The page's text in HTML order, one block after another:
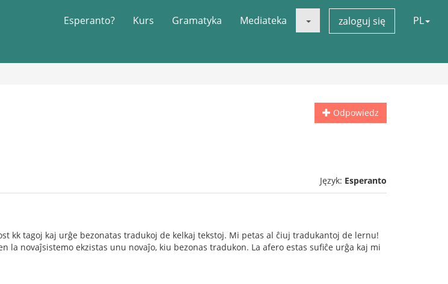
Esperanto? Kurs Gramatyka Mediateka zaloguj się PL
Odpowiedz
Język: Esperanto
kk tagoj kaj urĝe bezonatas tradukoj de kelkaj tekstoj. Mi petas al ĉiuj tradukantoj de lernu!
la novaĵsistemo ekzistas unu novaĵo, kiu bezonas tradukon. La afero estas sufiĉe urĝa kaj mi